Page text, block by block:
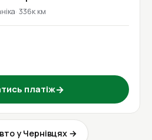
336к км
платіж→
у Чернівцях →